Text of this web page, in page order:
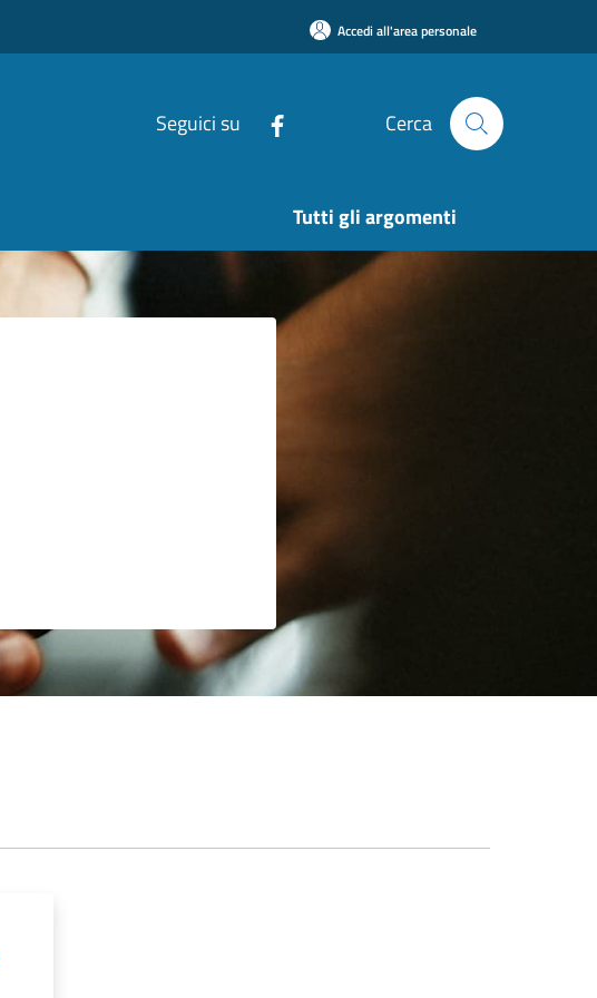
Accedi all'area personale
Seguici su Cerca
Tutti gli argomenti